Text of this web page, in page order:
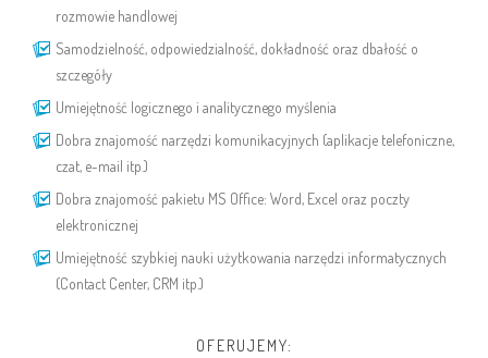
rozmowie handlowej
Samodzielność, odpowiedzialność, dokładność oraz dbałość o
szczegóły
Umiejętność logicznego i analitycznego myślenia
Dobra znajomość narzędzi komunikacyjnych (aplikacje telefoniczne,
czat, e-mail itp.)
Dobra znajomość pakietu MS Office: Word, Excel oraz poczty
elektronicznej
Umiejętność szybkiej nauki użytkowania narzędzi informatycznych
(Contact Center, CRM itp.)
OFERUJEMY: